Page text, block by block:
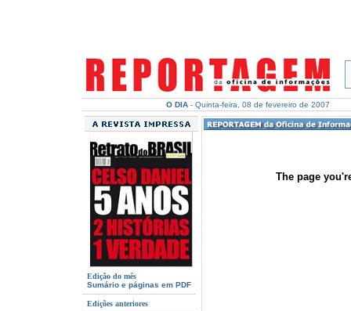
O DIA- Quinta-feira, 08 de fevereiro de 2007
Edição do mês
Sumário e páginas em PDF
Edições anteriores
The page